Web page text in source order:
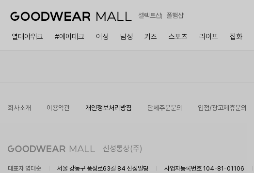
셀렉트샵 폴햄샵
열대야위크 #에어테크 여성 남성 키즈 스포츠 라이프 잡화
회사소개 이용약관 개인정보처리방침 단체주문문의 입점/광고제휴문의
신성통상(주)
대표자 염태순 서울 강동구 풍성로63길 84 신성빌딩 사업자등록번호 104-81-01106